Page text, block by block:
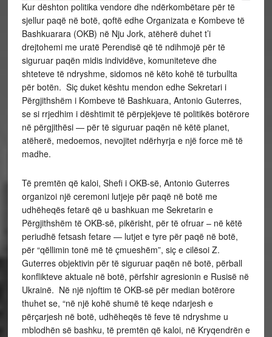
Kur dështon politika vendore dhe ndërkombëtare për të
sjellur paqë në botë, qoftë edhe Organizata e Kombeve të
Bashkuarara (OKB) në Nju Jork, atëherë duhet t’i
drejtohemi me uratë Perendisë që të ndihmojë për të
siguruar paqën midis individëve, komuniteteve dhe
shteteve të ndryshme, sidomos në këto kohë të turbullta
për botën. Siç duket kështu mendon edhe Sekretari i
Përgjithshëm i Kombeve të Bashkuara, Antonio Guterres,
se si rrjedhim i dështimit të përpjekjeve të politikës botërore
në përgjithësi — për të siguruar paqën në këtë planet,
atëherë, medoemos, nevojitet ndërhyrja e një force më të
madhe.
Të premtën që kaloi, Shefi i OKB-së, Antonio Guterres
organizoi një ceremoni lutjeje për paqë në botë me
udhëheqës fetarë që u bashkuan me Sekretarin e
Përgjithshëm të OKB-së, pikërisht, për të ofruar – në këtë
periudhë fetsash fetare — lutjet e tyre për paqë në botë,
për “qëllimin tonë më të çmueshëm”, siç e cilësoi Z.
Guterres objektivin për të siguruar paqën në botë, përball
konflikteve aktuale në botë, përfshir agresionin e Rusisë në
Ukrainë. Në një njoftim të OKB-së për median botërore
thuhet se, “në një kohë shumë të keqe ndarjesh e
përçarjesh në botë, udhëheqës të feve të ndryshme u
mblodhën së bashku, të premtën që kaloi, në Kryqendrën e